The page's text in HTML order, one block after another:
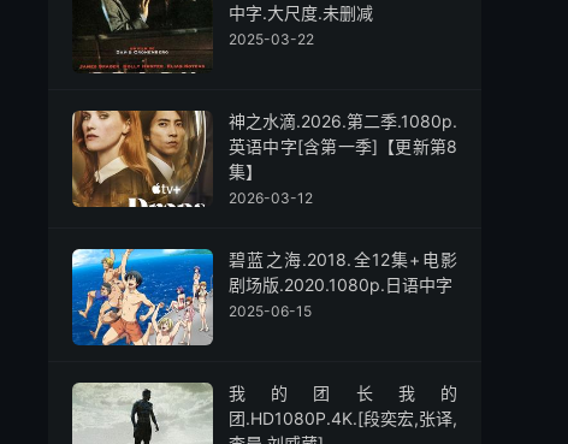
中字.大尺度.未删减
2025-03-22
神之水滴.2026.第二季.1080p.
英语中字[含第一季]【更新第8
集】
2026-03-12
碧蓝之海.2018.全12集+电影
剧场版.2020.1080p.日语中字
2025-06-15
我的团长我的
团.HD1080P.4K.[段奕宏,张译,